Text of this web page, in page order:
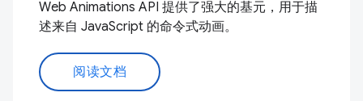
Web Animations API 提供了强大的基元，用于描
述来自 JavaScript 的命令式动画。
阅读文档